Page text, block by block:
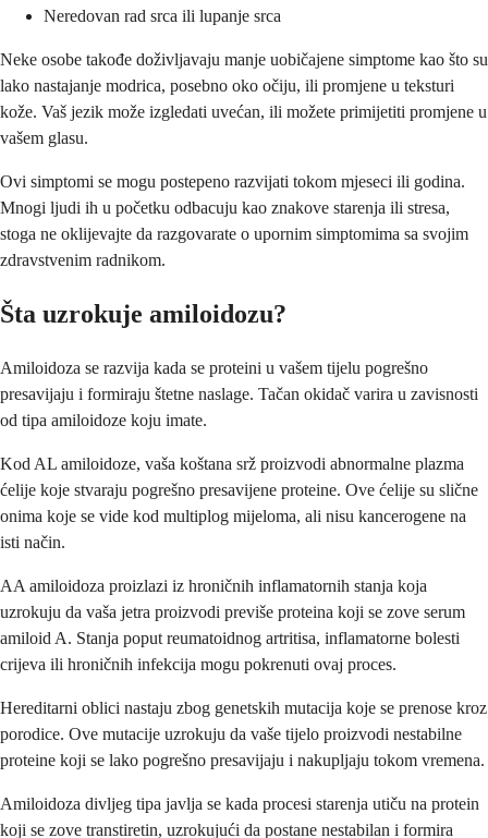
Neredovan rad srca ili lupanje srca
Neke osobe takođe doživljavaju manje uobičajene simptome kao što su
lako nastajanje modrica, posebno oko očiju, ili promjene u teksturi
kože. Vaš jezik može izgledati uvećan, ili možete primijetiti promjene u
vašem glasu.
Ovi simptomi se mogu postepeno razvijati tokom mjeseci ili godina.
Mnogi ljudi ih u početku odbacuju kao znakove starenja ili stresa,
stoga ne oklijevajte da razgovarate o upornim simptomima sa svojim
zdravstvenim radnikom.
Šta uzrokuje amiloidozu?
Amiloidoza se razvija kada se proteini u vašem tijelu pogrešno
presavijaju i formiraju štetne naslage. Tačan okidač varira u zavisnosti
od tipa amiloidoze koju imate.
Kod AL amiloidoze, vaša koštana srž proizvodi abnormalne plazma
ćelije koje stvaraju pogrešno presavijene proteine. Ove ćelije su slične
onima koje se vide kod multiplog mijeloma, ali nisu kancerogene na
isti način.
AA amiloidoza proizlazi iz hroničnih inflamatornih stanja koja
uzrokuju da vaša jetra proizvodi previše proteina koji se zove serum
amiloid A. Stanja poput reumatoidnog artritisa, inflamatorne bolesti
crijeva ili hroničnih infekcija mogu pokrenuti ovaj proces.
Hereditarni oblici nastaju zbog genetskih mutacija koje se prenose kroz
porodice. Ove mutacije uzrokuju da vaše tijelo proizvodi nestabilne
proteine koji se lako pogrešno presavijaju i nakupljaju tokom vremena.
Amiloidoza divljeg tipa javlja se kada procesi starenja utiču na protein
koji se zove transtiretin, uzrokujući da postane nestabilan i formira